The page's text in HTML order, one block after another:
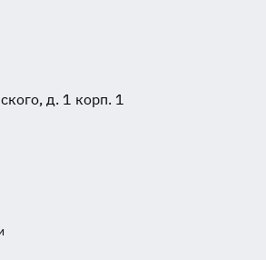
д. 1 корп. 1